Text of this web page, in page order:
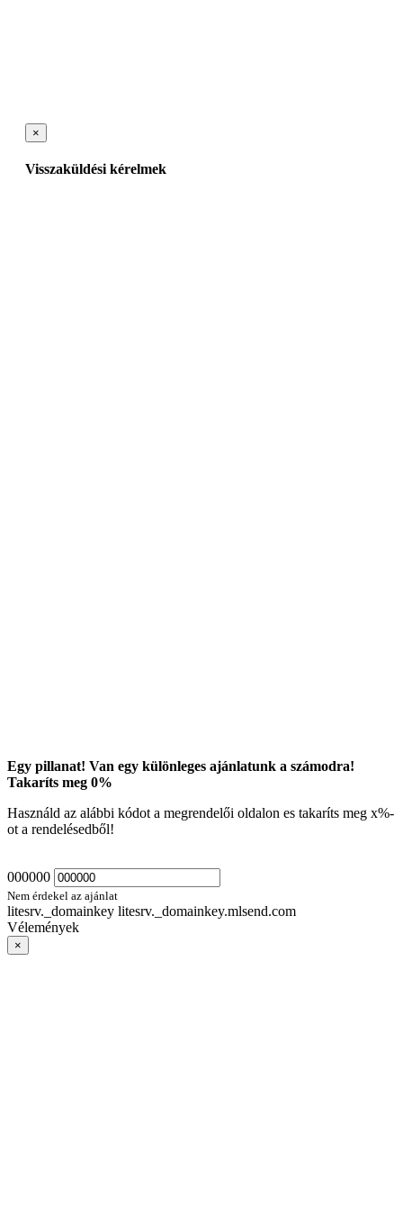
×
Visszaküldési kérelmek
Egy pillanat! Van egy különleges ajánlatunk a számodra!
Takaríts meg 0%
Használd az alábbi kódot a megrendelői oldalon es takaríts meg x%-
ot a rendelésedből!
000000
Nem érdekel az ajánlat
litesrv._domainkey litesrv._domainkey.mlsend.com
Vélemények
×